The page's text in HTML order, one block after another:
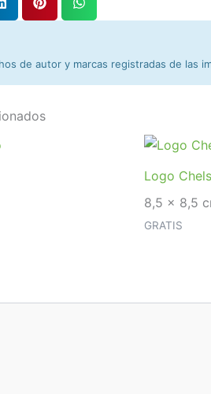
de autor y marcas registradas de las
Logo
8,5 x 8,5
GRATIS